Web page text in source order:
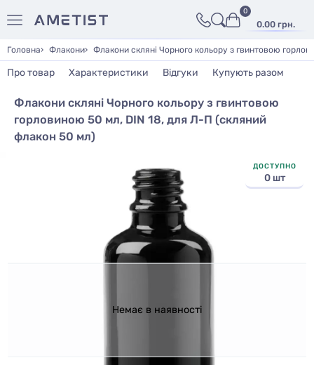
0.00 грн.
0
Головна Флакони Флакони скляні Чорного кольору з гвинтовою
Про товар Характеристики Відгуки Купують разом
Флакони скляні Чорного кольору з гвинтовою
горловиною 50 мл, DIN 18, для Л-П (скляний
флакон 50 мл)
ДОСТУПНО
0 шт
Немає в наявності